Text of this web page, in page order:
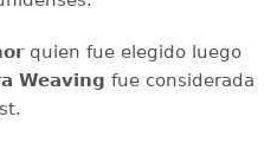
quien fue elegido luego
Weaving fue considerada